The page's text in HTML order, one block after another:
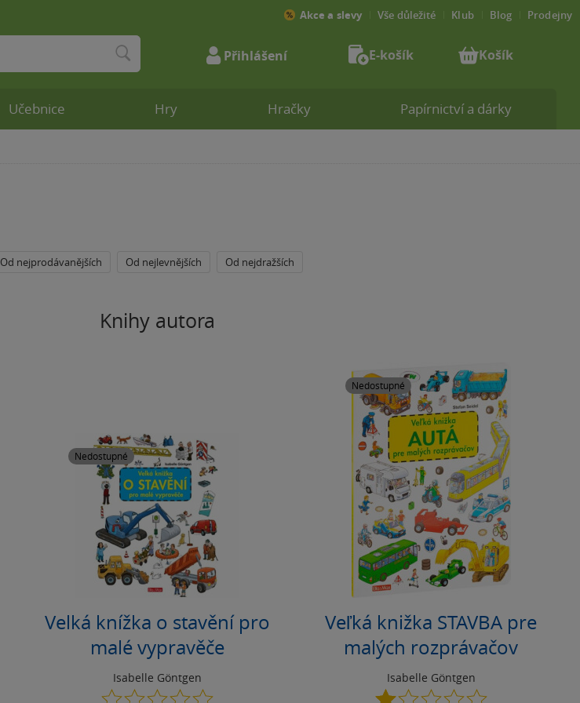
Od nejprodávanějších Od nejlevnějších Od nejdražších
Knihy autora
Nedostupné
Velká knížka o stavění pro
malé vypravěče
Isabelle Göntgen
0.0
Nedostupné
Veľká knižka STAVBA pre
malých rozprávačov
Isabelle Göntgen
1.0
Učebnice Hry Hračky Papírnictví a dárky
Akce a slevy Vše důležité Klub Blog Prodejny
Přihlášení E-košík Košík